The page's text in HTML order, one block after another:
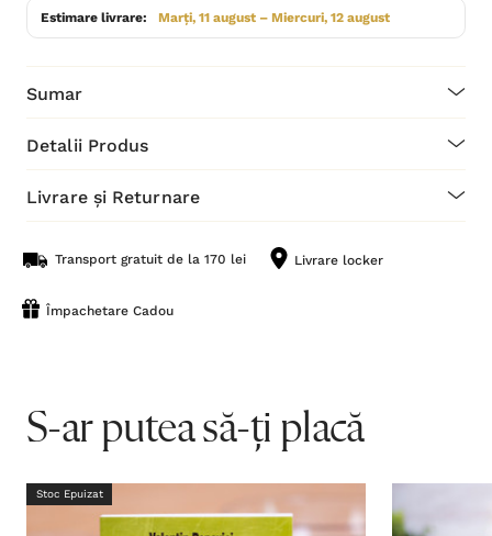
Estimare livrare: Marți, 11 august – Miercuri, 12 august
Sumar
Detalii Produs
Livrare și Returnare
Transport gratuit de la 170 lei Livrare locker
Împachetare Cadou
S-ar putea să-ți placă
Stoc Epuizat